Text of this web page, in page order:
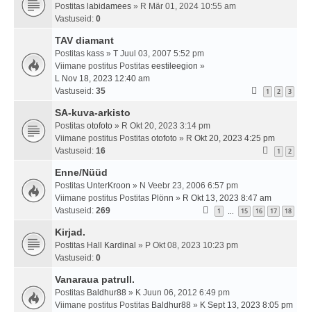
Postitas labidamees » R Mär 01, 2024 10:55 am
Vastuseid: 0
TAV diamant
Postitas kass » T Juul 03, 2007 5:52 pm
Viimane postitus Postitas eestileegion »
L Nov 18, 2023 12:40 am
Vastuseid: 35 1 2 3
SA-kuva-arkisto
Postitas otofoto » R Okt 20, 2023 3:14 pm
Viimane postitus Postitas otofoto » R Okt 20, 2023 4:25 pm
Vastuseid: 16 1 2
Enne/Nüüd
Postitas UnterKroon » N Veebr 23, 2006 6:57 pm
Viimane postitus Postitas Plönn » R Okt 13, 2023 8:47 am
Vastuseid: 269 1 15 16 17 18
Kirjad.
Postitas Hall Kardinal » P Okt 08, 2023 10:23 pm
Vastuseid: 0
Vanaraua patrull.
Postitas Baldhur88 » K Juun 06, 2012 6:49 pm
Viimane postitus Postitas Baldhur88 » K Sept 13, 2023 8:05 pm